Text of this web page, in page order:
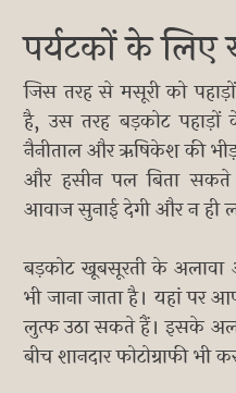
पर्यटकों के लिए
जिस तरह से मसूरी को
है, उस तरह बड़कोट
नैनीताल और ऋषिकेश की
और हसीन पल बिता सकते
आवाज सुनाई देगी और न ही
बड़कोट खूबसूरती के अलावा
भी जाना जाता है। यहां पर
लुत्फ उठा सकते हैं। इसके
बीच शानदार फोटोग्राफी भी